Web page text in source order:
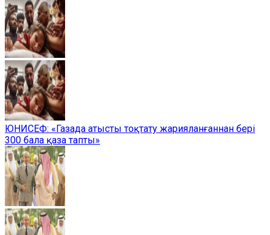
ЮНИСЕФ: «Газада атысты тоқтату жарияланғаннан бері
300 бала қаза тапты»